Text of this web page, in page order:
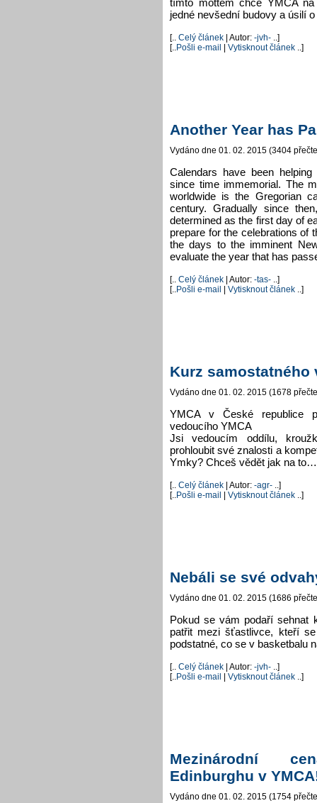
tímto mottem chce YMCA
jedné nevšední budovy a úsilí
[.. Celý článek | Autor: -jvh- ..]
[..Pošli e-mail Vytisknout článek ..]
Another Year has
Vydáno dne 01. 02. 2015 (3404
Calendars have been
since time immemorial. The
worldwide is the Gregorian
century. Gradually since
determined as the first day of
prepare for the celebrations of
the days to the imminent
evaluate the year that has
[.. Celý článek | Autor: -tas- ..]
[..Pošli e-mail Vytisknout článek ..]
Kurz samostatného
Vydáno dne 01. 02. 2015 (1678
YMCA v České republice
vedoucího YMCA
Jsi vedoucím oddílu,
prohloubit své znalosti a
Ymky? Chceš vědět jak na
[.. Celý článek | Autor: -agr- ..]
[..Pošli e-mail Vytisknout článek ..]
Nebáli se své
Vydáno dne 01. 02. 2015 (1686
Pokud se vám podaří sehnat
patřit mezi šťastlivce, kteří
podstatné, co se v basketbalu
[.. Celý článek | Autor: -jvh- ..]
[..Pošli e-mail Vytisknout článek ..]
Mezinárodní
Edinburghu v
Vydáno dne 01. 02. 2015 (1754